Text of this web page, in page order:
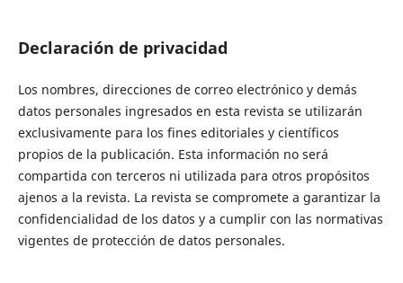
Declaración de privacidad
Los nombres, direcciones de correo electrónico y demás
datos personales ingresados en esta revista se utilizarán
exclusivamente para los fines editoriales y científicos
propios de la publicación. Esta información no será
compartida con terceros ni utilizada para otros propósitos
ajenos a la revista. La revista se compromete a garantizar la
confidencialidad de los datos y a cumplir con las normativas
vigentes de protección de datos personales.